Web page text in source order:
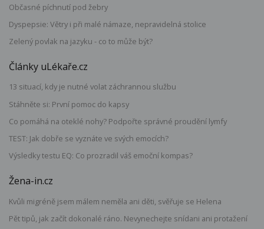
Občasné píchnutí pod žebry
Dyspepsie: Větry i při malé námaze, nepravidelná stolice
Zelený povlak na jazyku - co to může být?
Články uLékaře.cz
13 situací, kdy je nutné volat záchrannou službu
Stáhněte si: První pomoc do kapsy
Co pomáhá na oteklé nohy? Podpořte správné proudění lymfy
TEST: Jak dobře se vyznáte ve svých emocích?
Výsledky testu EQ: Co prozradil váš emoční kompas?
Žena-in.cz
Kvůli migréně jsem málem neměla ani děti, svěřuje se Helena
Pět tipů, jak začít dokonalé ráno. Nevynechejte snídani ani protažení